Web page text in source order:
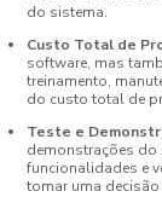
do sistema.
Custo Total de
software, mas
treinamento,
do custo total de
Teste e
demonstrações do
funcionalidades e
tomar uma